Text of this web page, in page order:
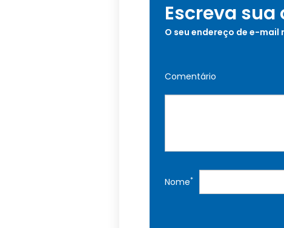
Escreva
O seu endereço de e-
Comentário
Nome*